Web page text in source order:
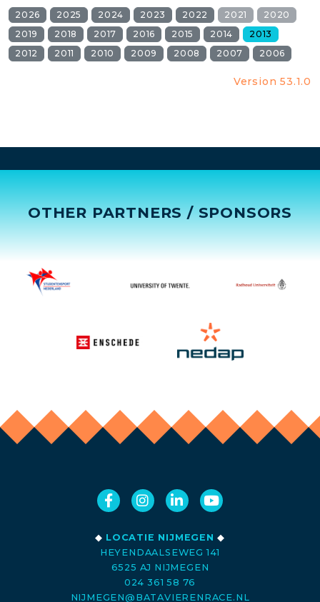
2026 2025 2024 2023 2022 2021
2020
2019
2018 2017 2016 2015 2014
2013
2012
2011 2010 2009 2008 2007 2006
Version 53.1.0
OTHER PARTNERS / SPONSORS
◆ LOCATIE NIJMEGEN ◆
HEYENDAALSEWEG 141
6525 AJ NIJMEGEN
024 361 58 76
NIJMEGEN@BATAVIERENRACE.NL